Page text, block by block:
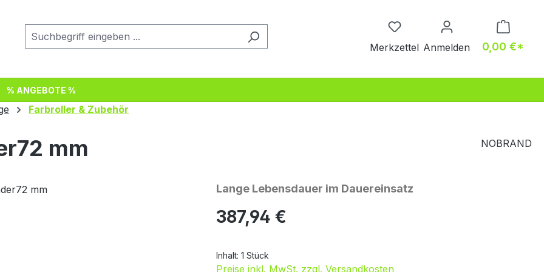
Du hast 0 Produkte auf dem
Merkzettel Anmelden 0,00 €*
% ANGEBOTE %
Farbroller & Zubehör
mm NOBRAND
Lange Lebensdauer im Dauereinsatz
Regulärer Preis:
387,94 €
Inhalt: 1 Stück
Preise inkl. MwSt. zzgl. Versandkosten